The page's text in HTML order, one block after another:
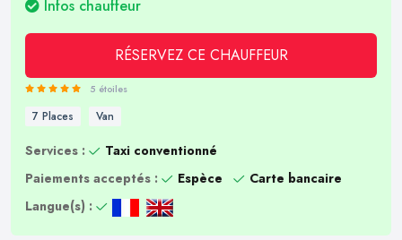
Infos chauffeur
RÉSERVEZ CE CHAUFFEUR
5 étoiles
7 Places Van
Services :
Taxi conventionné
Paiements acceptés :
Espèce
Carte bancaire
Langue(s) :